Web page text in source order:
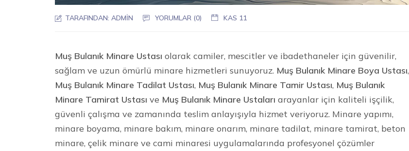
TARAFINDAN:ADMIN YORUMLAR (0) KAS 11
Muş Bulanık Minare Ustası olarak camiler, mescitler ve ibadethaneler için güvenilir,
sağlam ve uzun ömürlü minare hizmetleri sunuyoruz. Muş Bulanık Minare Boya Ustası,
Muş Bulanık Minare Tadilat Ustası, Muş Bulanık Minare Tamir Ustası, Muş Bulanık
Minare Tamirat Ustası ve Muş Bulanık Minare Ustaları arayanlar için kaliteli işçilik,
güvenli çalışma ve zamanında teslim anlayışıyla hizmet veriyoruz. Minare yapımı,
minare boyama, minare bakım, minare onarım, minare tadilat, minare tamirat, beton
minare, çelik minare ve cami minaresi uygulamalarında profesyonel çözümler